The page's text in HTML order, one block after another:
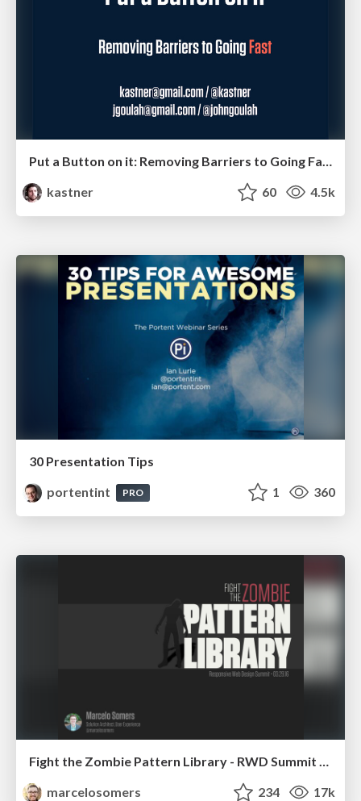
kastner
60 4.5k
30 Presentation Tips
portentint
PRO 1 360
Fight the Zombie Pattern Library - RWD Summit 2016
marcelosomers
234 17k